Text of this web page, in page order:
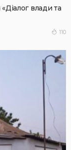
влади та
110